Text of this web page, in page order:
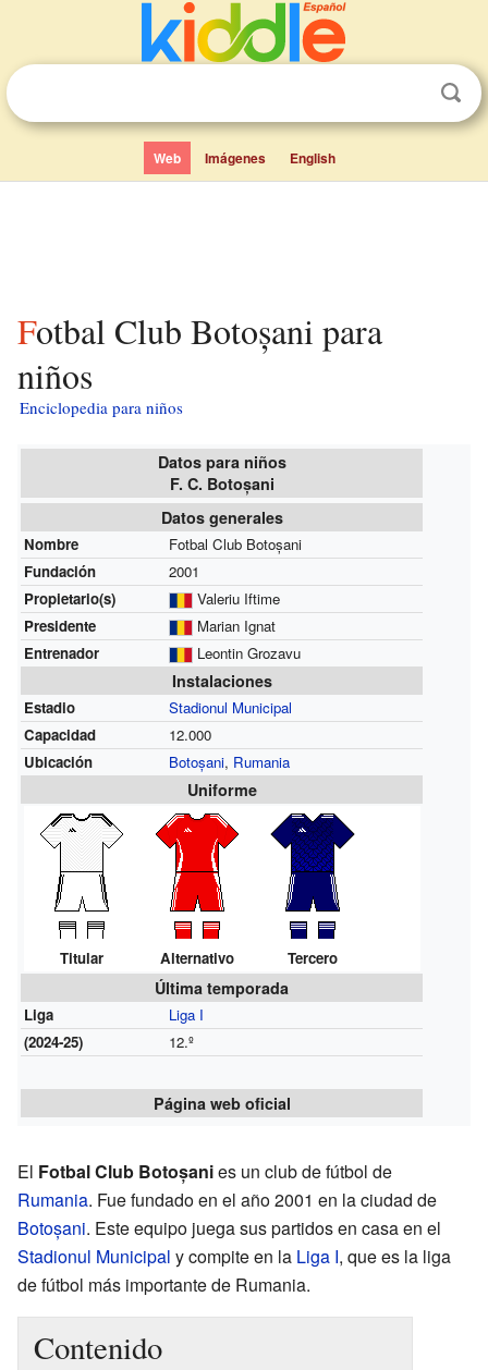
Web Imágenes English
Fotbal Club Botoșani para
niños
Enciclopedia para niños
Datos para niños
F. C. Botoșani
Datos generales
Nombre
Fotbal Club Botoșani
Fundación
2001
Propietario(s)
Valeriu Iftime
Presidente
Marian Ignat
Entrenador
Leontin Grozavu
Instalaciones
Estadio
Stadionul Municipal
Capacidad
12.000
Ubicación
Botoșani, Rumania
Uniforme
Titular Alternativo Tercero
Última temporada
Liga
Liga I
(2024-25)
12.º
Página web oficial
El Fotbal Club Botoșanies un club de fútbol de
Rumania. Fue fundado en el año 2001 en la ciudad de
Botoșani. Este equipo juega sus partidos en casa en el
Stadionul Municipal y compite en la Liga I, que es la liga
de fútbol más importante de Rumania.
Contenido